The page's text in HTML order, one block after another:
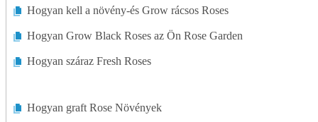
Hogyan kell a növény-és Grow rácsos Roses
Hogyan Grow Black Roses az Ön Rose Garden
Hogyan száraz Fresh Roses
Hogyan graft Rose Növények